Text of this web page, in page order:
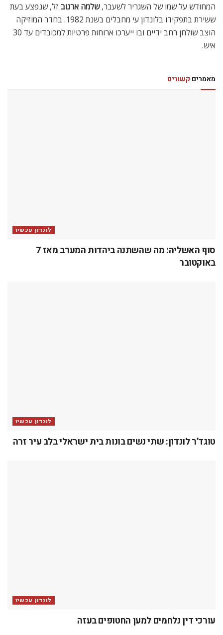
המחודש על שמו של השגריר לשעבר,שלמה ארגוב זל, שנפצע בעת
ששירת בתפקידו בלונדון עי מחבלים בשנת 1982. בחדר המוזיקה
הוצב שולחן רחב ידיים ובו ייערכו ארוחות פרטיות למכובדים עד 30
איש.
מאמרים קשורים
לונדון עכשיו
סוף האשליה: מה שהשתנה ביהדות המערב מאז 7
באוקטובר
לונדון עכשיו
טוגד’ר לונדון: שתי נשים בונות בית ישראלי בלב עיר זרה
לונדון עכשיו
עורכי דין נלחמים למען החטופים בעזה